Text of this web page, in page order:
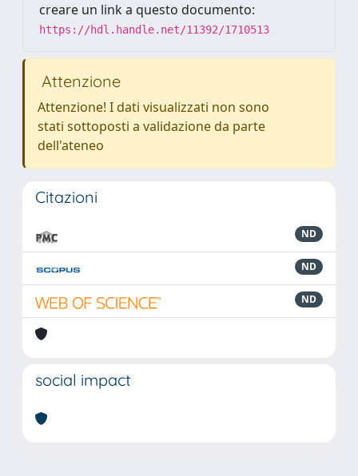
creare un link a questo documento:
https://hdl.handle.net/11392/1710513
Attenzione
Attenzione! I dati visualizzati non sono
stati sottoposti a validazione da parte
dell'ateneo
Citazioni
ND
ND
ND
social impact